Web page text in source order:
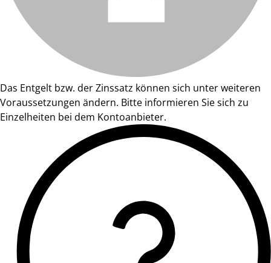
Das Entgelt bzw. der Zinssatz können sich unter weiteren
Voraussetzungen ändern. Bitte informieren Sie sich zu
Einzelheiten bei dem Kontoanbieter.